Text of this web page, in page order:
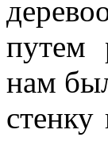
путем
нам